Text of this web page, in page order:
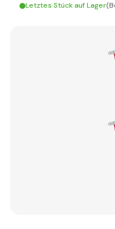
Letztes Stück auf Lager